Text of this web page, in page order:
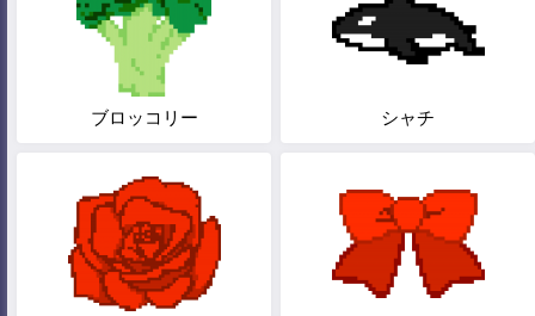
ブロッコリー シャチ